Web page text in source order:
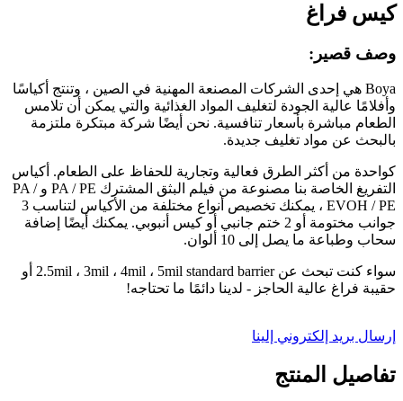
كيس فراغ
وصف قصير:
Boya هي إحدى الشركات المصنعة المهنية في الصين ، وتنتج أكياسًا
وأفلامًا عالية الجودة لتغليف المواد الغذائية والتي يمكن أن تلامس
الطعام مباشرة بأسعار تنافسية. نحن أيضًا شركة مبتكرة ملتزمة
بالبحث عن مواد تغليف جديدة.
كواحدة من أكثر الطرق فعالية وتجارية للحفاظ على الطعام. أكياس
التفريغ الخاصة بنا مصنوعة من فيلم البثق المشترك PA / PE و PA /
EVOH / PE ، يمكنك تخصيص أنواع مختلفة من الأكياس لتناسب 3
جوانب مختومة أو 2 ختم جانبي أو كيس أنبوبي. يمكنك أيضًا إضافة
سحاب وطباعة ما يصل إلى 10 ألوان.
سواء كنت تبحث عن 2.5mil ، 3mil ، 4mil ، 5mil standard barrier أو
حقيبة فراغ عالية الحاجز - لدينا دائمًا ما تحتاجه!
إرسال بريد إلكتروني إلينا
تفاصيل المنتج